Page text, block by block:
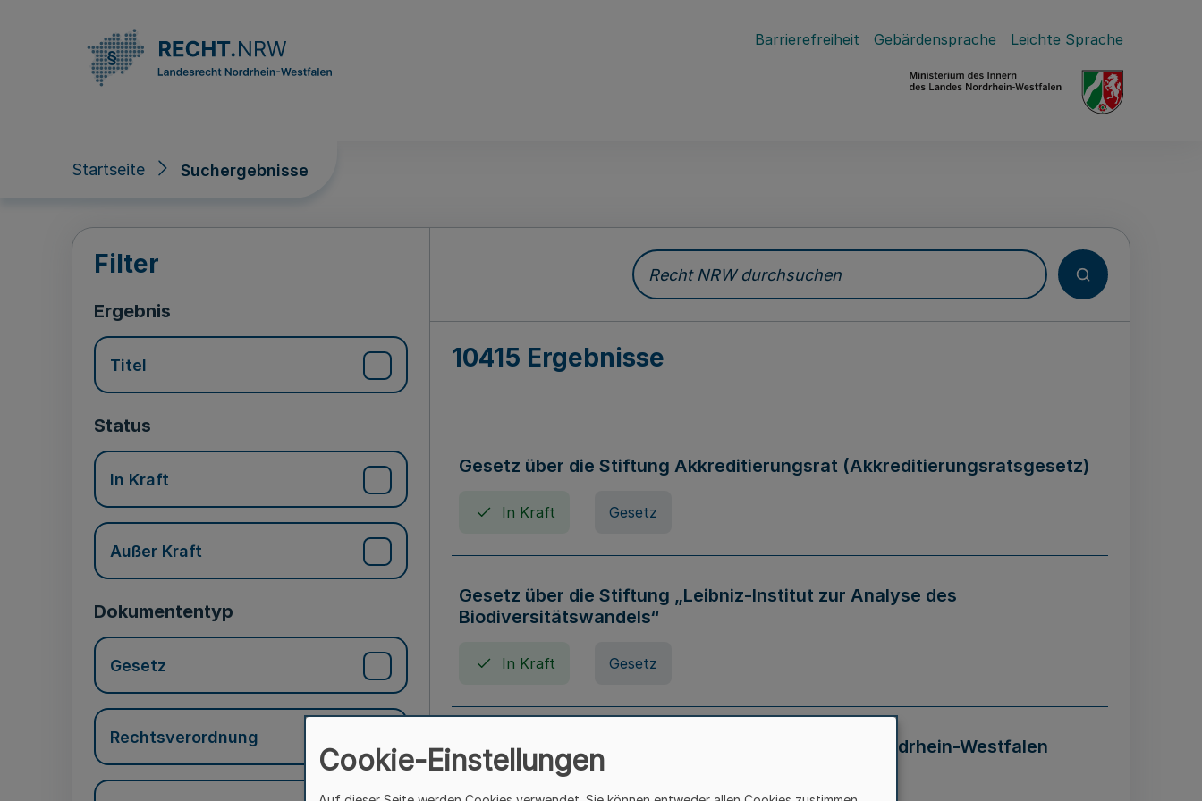
Barrierefreiheit Gebärdensprache Leichte Sprache
Startseite Suchergebnisse
Suchergebnisse
Filter
Ergebnis
Titel
Status
In Kraft
Außer Kraft
Dokumententyp
Gesetz
Rechtsverordnung
Recht NRW durchsuchen
10415 Ergebnisse
Gesetz über die Stiftung Akkreditierungsrat (Akkreditierungsratsgesetz)
In Kraft Gesetz
Gesetz über die Stiftung „Leibniz-Institut zur Analyse des
Biodiversitätswandels“
In Kraft Gesetz
Gesetz über die Kunsthochschulen des Landes Nordrhein-Westfalen
(Kunsthochschulgesetz - KunstHG)
Cookie-Einstellungen